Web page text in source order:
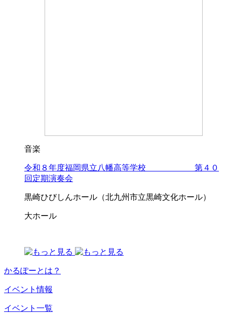
音楽
令和８年度福岡県立八幡高等学校 第４０
回定期演奏会
黒崎ひびしんホール（北九州市立黒崎文化ホール）
大ホール
かるぽーとは？
イベント情報
イベント一覧